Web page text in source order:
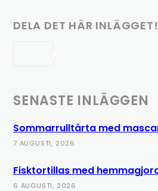
DELA DET HÄR INLÄGGET!
SENASTE INLÄGGEN
Sommarrulltårta med
7 AUGUSTI, 2026
Fisktortillas med
6 AUGUSTI, 2026